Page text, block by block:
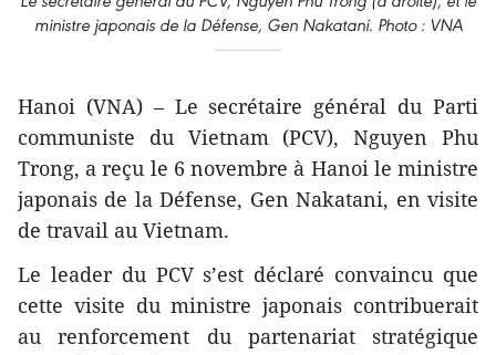
ministre japonais de la Défense, Gen Nakatani. Photo : VNA
Hanoi (VNA) – Le secrétaire général du Parti
communiste du Vietnam (PCV), Nguyen Phu
Trong, a reçu le 6 novembre à Hanoi le ministre
japonais de la Défense, Gen Nakatani, en visite
de travail au Vietnam.
Le leader du PCV s’est déclaré convaincu que
cette visite du ministre japonais contribuerait
au renforcement du partenariat stratégique